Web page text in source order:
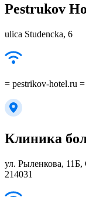
Pestrukov
ulica Studencka, 6
= pestrikov-hotel.ru =
Клиника
ул. Рыленкова,
214031